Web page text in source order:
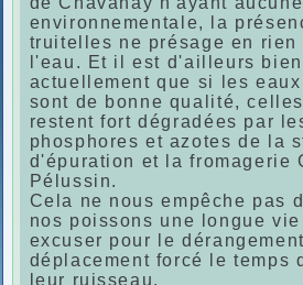
environnementale, la
truitelles ne présage en
l'eau. Et il est d'ailleurs
actuellement que si les
sont de bonne qualité,
restent fort dégradées par
phosphores et azotes de la
d'épuration et la fromagerie
Pélussin.
Cela ne nous empêche pas
nos poissons une longue
excuser pour le
déplacement forcé le temps
leur ruisseau.